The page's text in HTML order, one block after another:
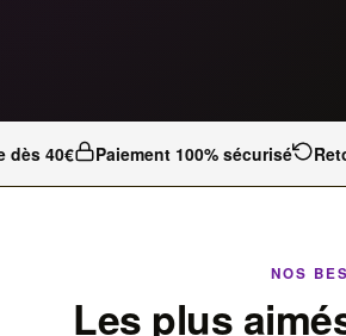
dès 40€ Paiement 100% sécurisé
NOS
Les plus